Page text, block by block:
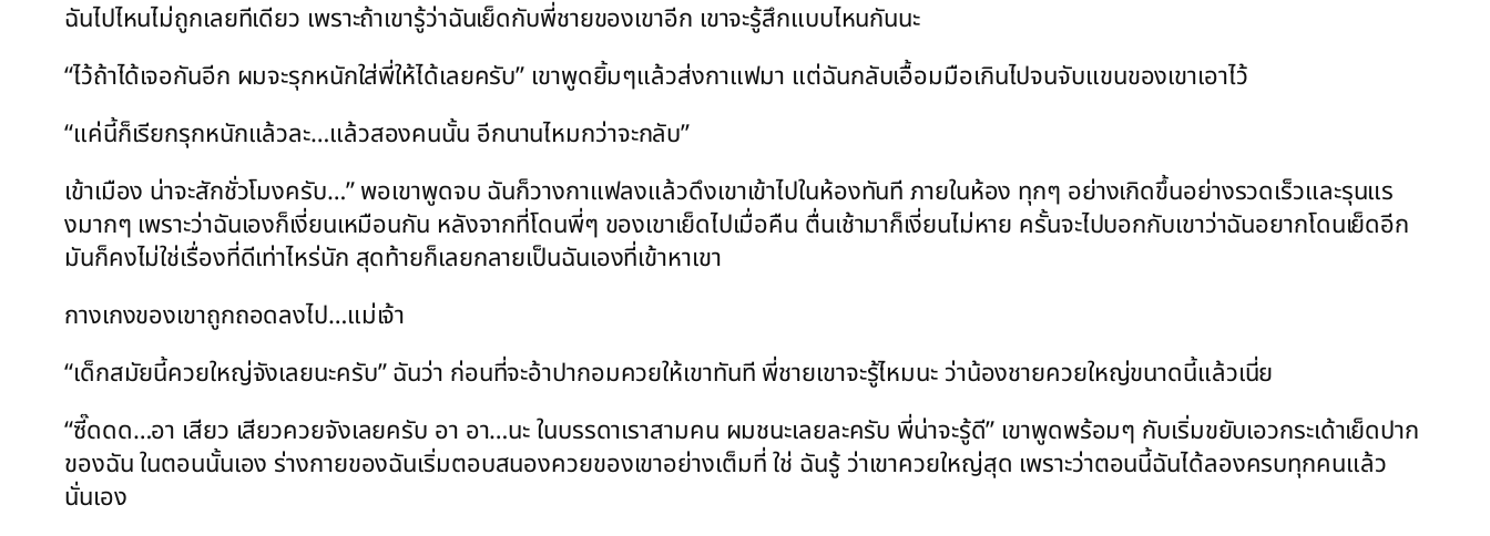
ฉันไปไหนไม่ถูกเลยทีเดียว เพราะถ้าเขารู้ว่าฉันเย็ดกับพี่ชายของเขาอีก เขาจะรู้สึกแบบไหนกันนะ
“ไว้ถ้าได้เจอกันอีก ผมจะรุกหนักใส่พี่ให้ได้เลยครับ” เขาพูดยิ้มๆแล้วส่งกาแฟมา แต่ฉันกลับเอื้อมมือเกินไปจนจับแขนของเขาเอาไว้
“แค่นี้ก็เรียกรุกหนักแล้วละ…แล้วสองคนนั้น อีกนานไหมกว่าจะกลับ”
เข้าเมือง น่าจะสักชั่วโมงครับ…” พอเขาพูดจบ ฉันก็วางกาแฟลงแล้วดึงเขาเข้าไปในห้องทันที ภายในห้อง ทุกๆ อย่างเกิดขึ้นอย่างรวดเร็วและรุนแร
งมากๆ เพราะว่าฉันเองก็เงี่ยนเหมือนกัน หลังจากที่โดนพี่ๆ ของเขาเย็ดไปเมื่อคืน ตื่นเช้ามาก็เงี่ยนไม่หาย ครั้นจะไปบอกกับเขาว่าฉันอยากโดนเย็ดอีก
มันก็คงไม่ใช่เรื่องที่ดีเท่าไหร่นัก สุดท้ายก็เลยกลายเป็นฉันเองที่เข้าหาเขา
กางเกงของเขาถูกถอดลงไป…แม่เจ้า
“เด็กสมัยนี้ควยใหญ่จังเลยนะครับ” ฉันว่า ก่อนที่จะอ้าปากอมควยให้เขาทันที พี่ชายเขาจะรู้ไหมนะ ว่าน้องชายควยใหญ่ขนาดนี้แล้วเนี่ย
“ซี๊ดดด…อา เสียว เสียวควยจังเลยครับ อา อา…นะ ในบรรดาเราสามคน ผมชนะเลยละครับ พี่น่าจะรู้ดี” เขาพูดพร้อมๆ กับเริ่มขยับเอวกระเด้าเย็ดปาก
ของฉัน ในตอนนั้นเอง ร่างกายของฉันเริ่มตอบสนองควยของเขาอย่างเต็มที่ ใช่ ฉันรู้ ว่าเขาควยใหญ่สุด เพราะว่าตอนนี้ฉันได้ลองครบทุกคนแล้ว
นั่นเอง